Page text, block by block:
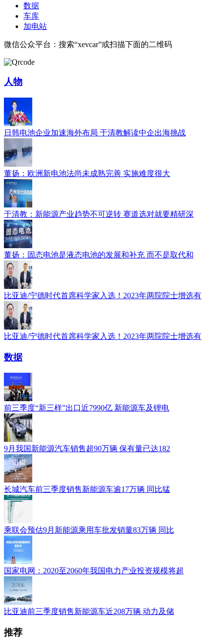
数据
车库
加电站
微信公众平台：搜索“xevcar”或扫描下面的二维码
人物
日韩电池企业加速海外布局 于清教解读中企出海挑战
董扬：欧洲新电池法尚未成熟完善 实施难度很大
于清教：新能源产业趋势不可逆转 赛道选对就要精研深
董扬：固态电池是液态电池的发展和补充 而不是取代和
比亚迪/宁德时代首席科学家入选！2023年两院院士增选有
比亚迪/宁德时代首席科学家入选！2023年两院院士增选有
数据
前三季度“新三样”出口近7990亿 新能源车及锂电
9月我国新能源汽车销售超90万辆 保有量已达182
长城汽车前三季度销售新能源车逾17万辆 同比猛
乘联会预估9月新能源乘用车批发销量83万辆 同比
国家电网：2020至2060年我国电力产业投资规模将超
比亚迪前三季度销售新能源车近208万辆 动力及储
推荐